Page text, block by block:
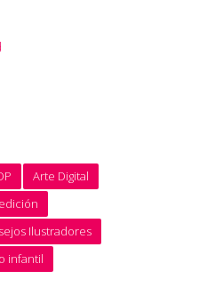
Arte Digital
Ilustradores
infantil